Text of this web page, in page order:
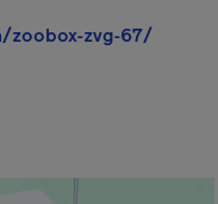
zoobox-zvg-67/- Cet